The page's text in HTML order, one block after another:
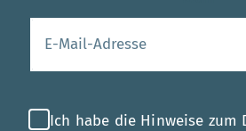
Ich habe die Hinweise zum